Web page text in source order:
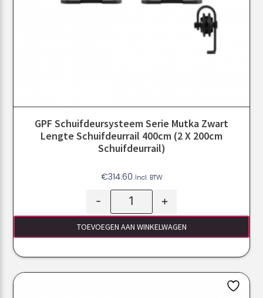
GPF Schuifdeursysteem Serie Mutka Zwart
Lengte Schuifdeurrail 400cm (2 X 200cm
Schuifdeurrail)
€314.60 Incl. BTW
- +
TOEVOEGEN AAN WINKELWAGEN